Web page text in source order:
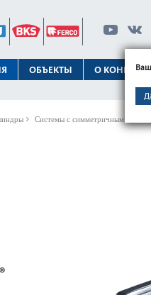
ОБЪЕКТЫ О КОНЦЕРНЕ
Системы с симметричными